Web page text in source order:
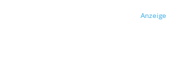
Anzeige